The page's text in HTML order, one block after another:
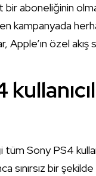
aboneliğinin
Apple’ın özel
Sony PS4
sınırsız bir